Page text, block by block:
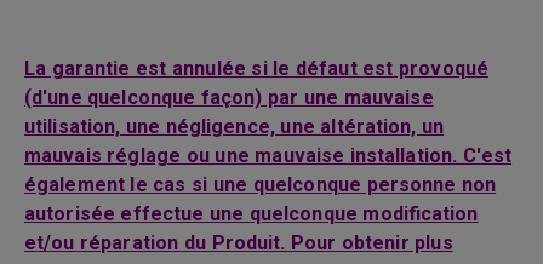
La garantie est annulée si le défaut est provoqué
(d'une quelconque façon) par une mauvaise
utilisation, une négligence, une altération, un
mauvais réglage ou une mauvaise installation. C'est
également le cas si une quelconque personne non
autorisée effectue une quelconque modification
et/ou réparation du Produit. Pour obtenir plus